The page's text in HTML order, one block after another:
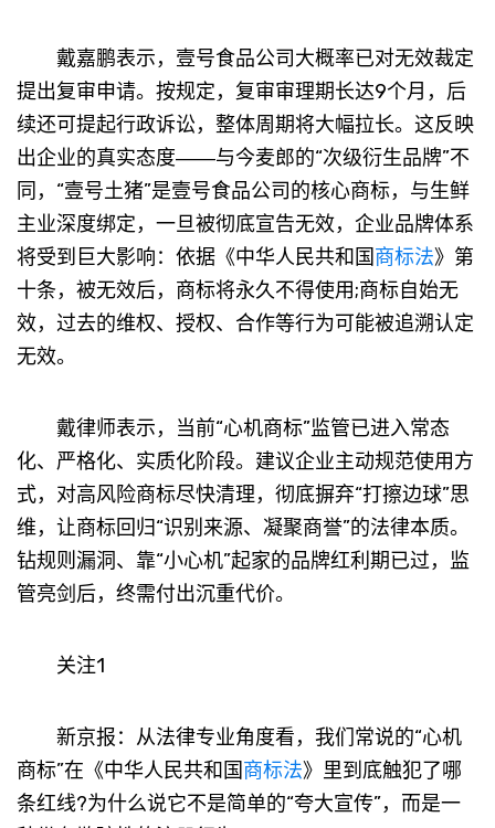
戴嘉鹏表示，壹号食品公司大概率已对无效裁定
提出复审申请。按规定，复审审理期长达9个月，后
续还可提起行政诉讼，整体周期将大幅拉长。这反映
出企业的真实态度――与今麦郎的“次级衍生品牌”不
同，“壹号土猪”是壹号食品公司的核心商标，与生鲜
主业深度绑定，一旦被彻底宣告无效，企业品牌体系
将受到巨大影响：依据《中华人民共和国商标法》第
十条，被无效后，商标将永久不得使用;商标自始无
效，过去的维权、授权、合作等行为可能被追溯认定
无效。
戴律师表示，当前“心机商标”监管已进入常态
化、严格化、实质化阶段。建议企业主动规范使用方
式，对高风险商标尽快清理，彻底摒弃“打擦边球”思
维，让商标回归“识别来源、凝聚商誉”的法律本质。
钻规则漏洞、靠“小心机”起家的品牌红利期已过，监
管亮剑后，终需付出沉重代价。
关注1
新京报：从法律专业角度看，我们常说的“心机
商标”在《中华人民共和国商标法》里到底触犯了哪
条红线?为什么说它不是简单的“夸大宣传”，而是一